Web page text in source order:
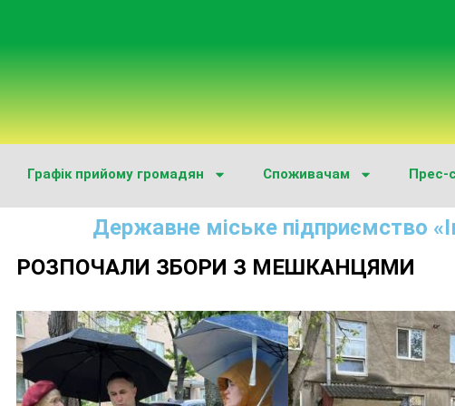
Графік прийому громадян Споживачам Прес-
Державне міське підприємство
РОЗПОЧАЛИ ЗБОРИ З МЕШКАНЦЯМИ